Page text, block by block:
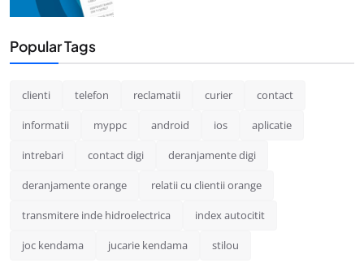
Popular Tags
clienti telefon reclamatii curier contact
informatii myppc android ios aplicatie
intrebari contact digi deranjamente digi
deranjamente orange relatii cu clientii orange
transmitere inde hidroelectrica index autocitit
joc kendama jucarie kendama stilou